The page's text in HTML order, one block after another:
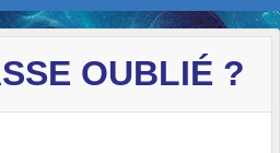
OUBLIÉ ?